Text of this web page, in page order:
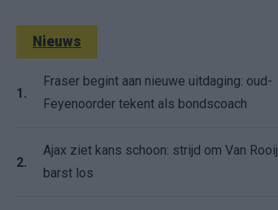
Nieuws
1.
Fraser begint aan nieuwe uitdaging: oud-
Feyenoorder tekent als bondscoach
2.
Ajax ziet kans schoon: strijd om Van Rooij
barst los